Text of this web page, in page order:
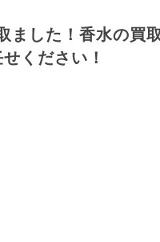
した！香水の買
ください！